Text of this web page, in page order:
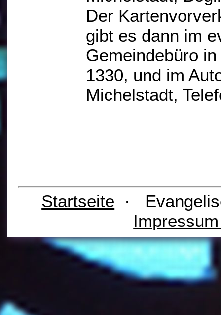
Der
gibt es dann im
Gemeindebüro
1330, und im
Michelstadt,
Startseite ·